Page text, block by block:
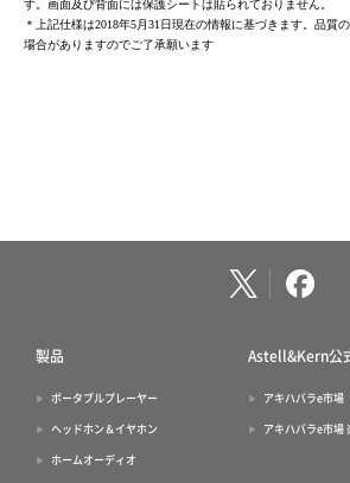
す。画面及び背面には保護シートは貼られておりません。
＊上記仕様は2018年5月31 日現在の情報に基づきます。品質
場合がありますのでご了承願います
製品
ポータブルプレーヤー
ヘッドホン＆イヤホン
ホームオーディオ
Astell&Kern公
アキハバラe市場
アキハバラe市場